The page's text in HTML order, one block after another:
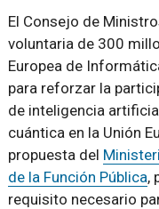
El Consejo de
voluntaria de 300
Europea de
para reforzar la
de inteligencia
cuántica en la Unión
propuesta del
de la Función Pública,
requisito necesario